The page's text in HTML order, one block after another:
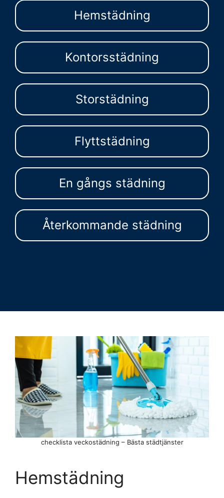
Hemstädning
Kontorsstädning
Storstädning
Flyttstädning
En gångs städning
Återkommande städning
checklista veckostädning – Bästa städtjänster
Hemstädning